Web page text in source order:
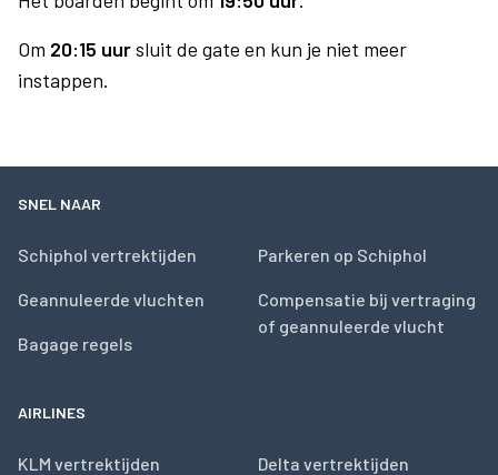
Om 20:15 uursluit de gate en kun je niet meer
instappen.
SNEL NAAR
Schiphol vertrektijden
Geannuleerde vluchten
Bagage regels
Parkeren op Schiphol
Compensatie bij vertraging
of geannuleerde vlucht
AIRLINES
KLM vertrektijden Delta vertrektijden